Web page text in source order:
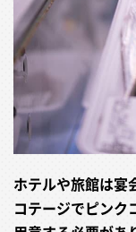
ホテルや旅館は宴
コテージでピンク